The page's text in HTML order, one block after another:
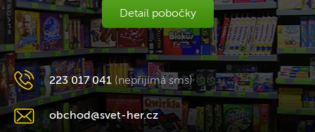
Detail pobočky
223 017 041 (nepřijímá sms)
obchod@svet-her.cz